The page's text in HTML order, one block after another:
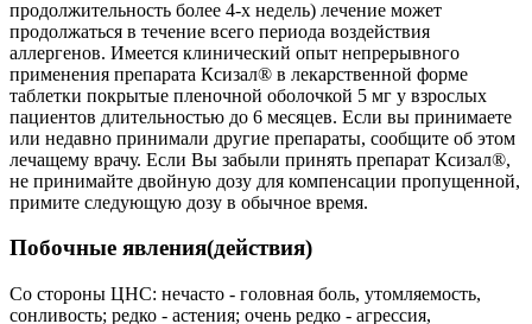
продолжительность более 4-х недель) лечение может
продолжаться в течение всего периода воздействия
аллергенов. Имеется клинический опыт непрерывного
применения препарата Ксизал® в лекарственной форме
таблетки покрытые пленочной оболочкой 5 мг у взрослых
пациентов длительностью до 6 месяцев. Если вы принимаете
или недавно принимали другие препараты, сообщите об этом
лечащему врачу. Если Вы забыли принять препарат Ксизал®,
не принимайте двойную дозу для компенсации пропущенной,
примите следующую дозу в обычное время.
Побочные явления(действия)
Со стороны ЦНС: нечасто - головная боль, утомляемость,
сонливость; редко - астения; очень редко - агрессия,